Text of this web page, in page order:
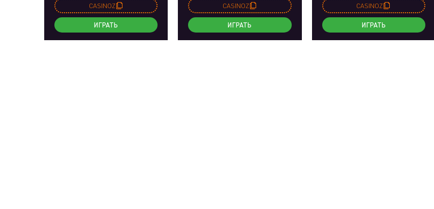
CASINOZ
ИГРАТЬ
CASINOZ
ИГРАТЬ
CASINOZ
ИГРАТЬ